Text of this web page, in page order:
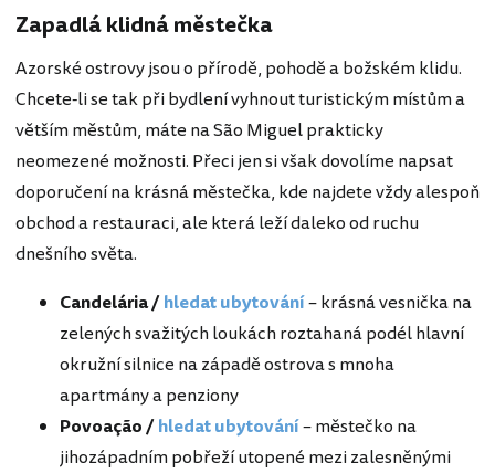
Zapadlá klidná městečka
Azorské ostrovy jsou o přírodě, pohodě a božském klidu.
Chcete-li se tak při bydlení vyhnout turistickým místům a
větším městům, máte na São Miguel prakticky
neomezené možnosti. Přeci jen si však dovolíme napsat
doporučení na krásná městečka, kde najdete vždy alespoň
obchod a restauraci, ale která leží daleko od ruchu
dnešního světa.
Candelária /hledat ubytování– krásná vesnička na
zelených svažitých loukách roztahaná podél hlavní
okružní silnice na západě ostrova s mnoha
apartmány a penziony
Povoação /hledat ubytování– městečko na
jihozápadním pobřeží utopené mezi zalesněnými